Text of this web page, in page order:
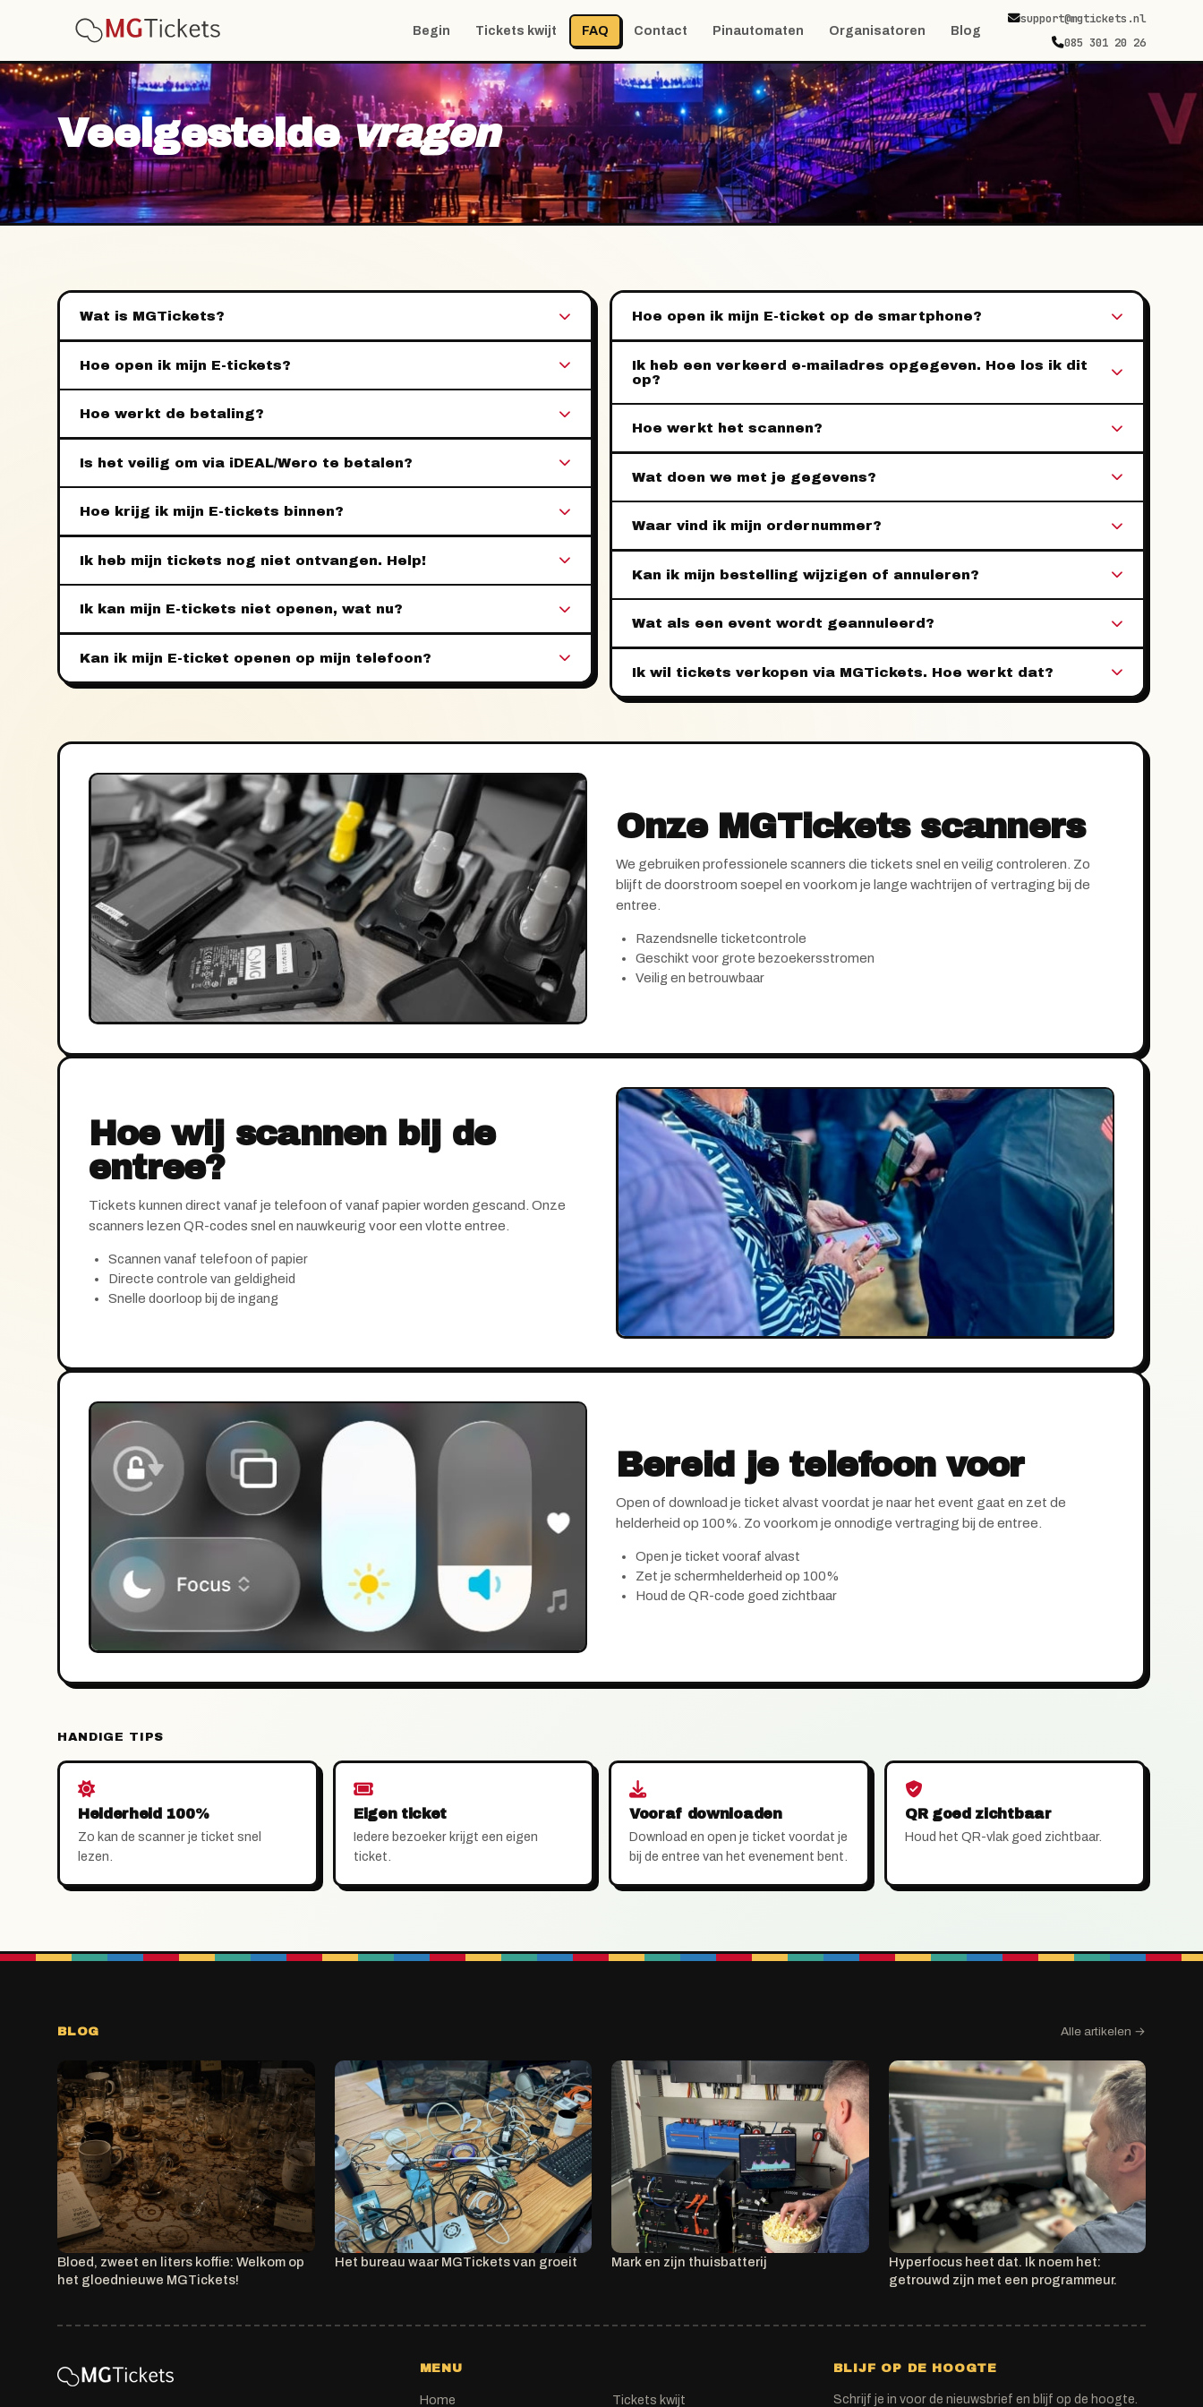
Begin Tickets kwijt FAQ Contact Pinautomaten Organisatoren Blog
support@mgtickets.nl
085 301 20 26
Veelgesteldevragen
Wat is MGTickets?
Hoe open ik mijn E-tickets?
Hoe werkt de betaling?
Is het veilig om via iDEAL/Wero te betalen?
Hoe krijg ik mijn E-tickets binnen?
Ik heb mijn tickets nog niet ontvangen. Help!
Ik kan mijn E-tickets niet openen, wat nu?
Kan ik mijn E-ticket openen op mijn telefoon?
Hoe open ik mijn E-ticket op de smartphone?
Ik heb een verkeerd e-mailadres opgegeven. Hoe los ik dit
op?
Hoe werkt het scannen?
Wat doen we met je gegevens?
Waar vind ik mijn ordernummer?
Kan ik mijn bestelling wijzigen of annuleren?
Wat als een event wordt geannuleerd?
Ik wil tickets verkopen via MGTickets. Hoe werkt dat?
Onze MGTickets scanners
We gebruiken professionele scanners die tickets snel en veilig controleren. Zo
blijft de doorstroom soepel en voorkom je lange wachtrijen of vertraging bij de
entree.
Razendsnelle ticketcontrole
Geschikt voor grote bezoekersstromen
Veilig en betrouwbaar
Hoe wij scannen bij de
entree?
Tickets kunnen direct vanaf je telefoon of vanaf papier worden gescand. Onze
scanners lezen QR-codes snel en nauwkeurig voor een vlotte entree.
Scannen vanaf telefoon of papier
Directe controle van geldigheid
Snelle doorloop bij de ingang
Bereid je telefoon voor
Open of download je ticket alvast voordat je naar het event gaat en zet de
helderheid op 100%. Zo voorkom je onnodige vertraging bij de entree.
Open je ticket vooraf alvast
Zet je schermhelderheid op 100%
Houd de QR-code goed zichtbaar
HANDIGE TIPS
Helderheid 100%
Zo kan de scanner je ticket snel
lezen.
Eigen ticket
Iedere bezoeker krijgt een eigen
ticket.
Vooraf downloaden
Download en open je ticket voordat je
bij de entree van het evenement bent.
QR goed zichtbaar
Houd het QR-vlak goed zichtbaar.
BLOG Alle artikelen →
Bloed, zweet en liters koffie: Welkom op
het gloednieuwe MGTickets!
Het bureau waar MGTickets van groeit Mark en zijn thuisbatterij
Hyperfocus heet dat. Ik noem het:
getrouwd zijn met een programmeur.
MENU
Home Tickets kwijt
BLIJF OP DE HOOGTE
Schrijf je in voor de nieuwsbrief en blijf op de hoogte.